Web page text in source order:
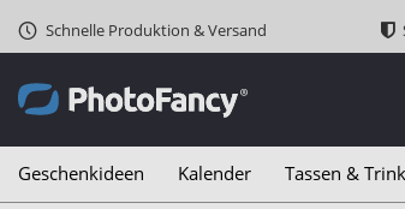
Schnelle Produktion & Versand
Geschenkideen Kalender Tassen &